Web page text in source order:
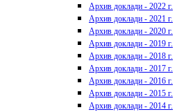
Архив доклади - 2022 г.
Архив доклади - 2021 г.
Архив доклади - 2020 г.
Архив доклади - 2019 г.
Архив доклади - 2018 г.
Архив доклади - 2017 г.
Архив доклади - 2016 г.
Архив доклади - 2015 г.
Архив доклади - 2014 г.